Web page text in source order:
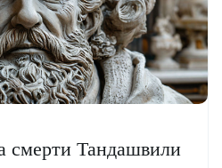
смерти Тандашвили